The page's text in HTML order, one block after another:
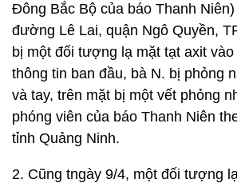
Đông Bắc Bộ của báo Thanh
đường Lê Lai, quận Ngô Quyền,
bị một đối tượng lạ mặt tạt axit
thông tin ban đầu, bà N. bị phỏng
và tay, trên mặt bị một vết phỏng
phóng viên của báo Thanh Niên
tỉnh Quảng Ninh.
2. Cũng tngày 9/4, một đối tượng